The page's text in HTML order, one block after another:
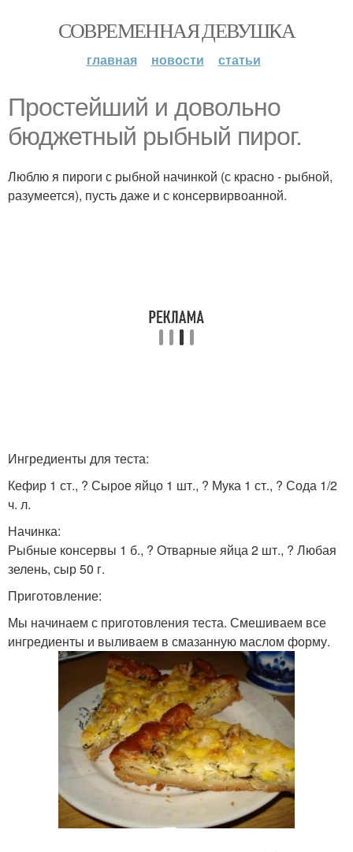
СОВРЕМЕННАЯ ДЕВУШКА
главная новости статьи
Простейший и довольно
бюджетный рыбный пирог.
Люблю я пироги с рыбной начинкой (с красно - рыбной,
разумеется), пусть даже и с консервирвоанной.
Ингредиенты для теста:
Кефир 1 ст., ? Сырое яйцо 1 шт., ? Мука 1 ст., ? Сода 1/2
ч. л.
Начинка:
Рыбные консервы 1 б., ? Отварные яйца 2 шт., ? Любая
зелень, сыр 50 г.
Приготовление:
Мы начинаем с приготовления теста. Смешиваем все
ингредиенты и выливаем в смазанную маслом форму.